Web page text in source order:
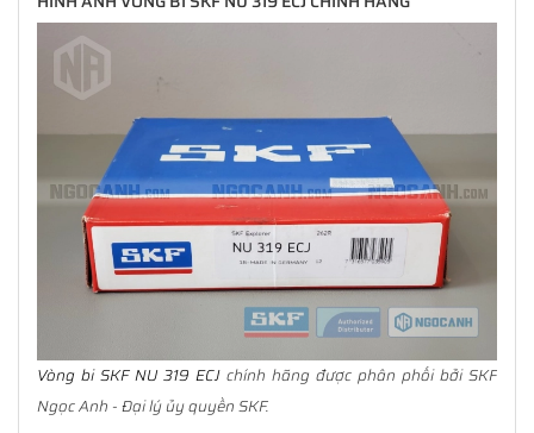
Vòng bi SKF NU 319 ECJchính hãng được phân phối bởi SKF
Ngọc Anh - Đại lý ủy quyền SKF.